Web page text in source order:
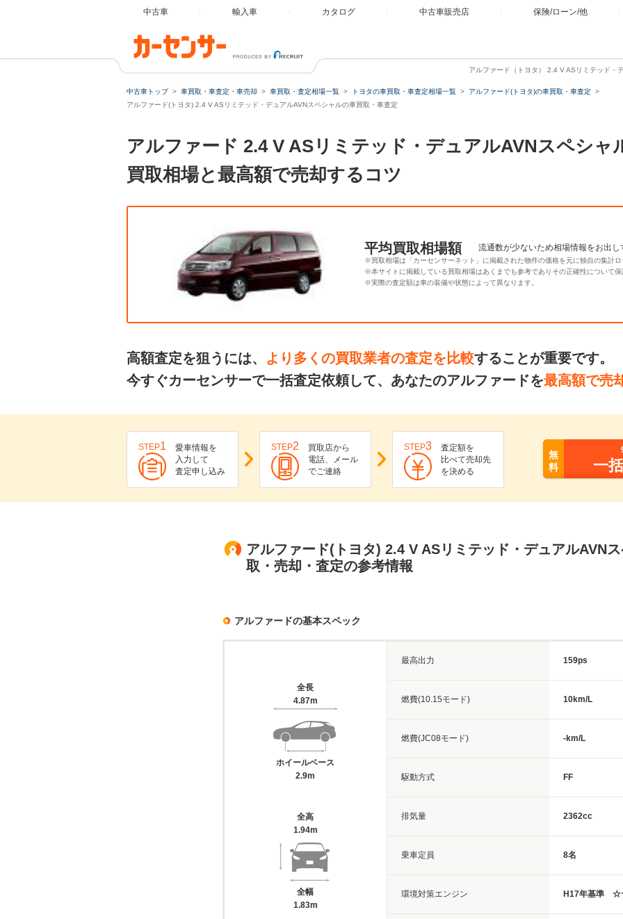
中古車 輸入車 カタログ 中古車販売店 保険/ローン/他
アルファード（トヨタ） 2.4 V ASリミテッド・
中古車トップ 車買取・車査定・車売却 車買取・査定相場一覧 トヨタの車買取・車査定相場一覧
アルファード(トヨタ)の車買取・車査定
アルファード(トヨタ) 2.4 V ASリミテッド・デュアルAVNスペシャルの車買取・車査定
アルファード 2.4 V ASリミテッド・デュアルAVNスペシャ
買取相場と最高額で売却するコツ
平均買取相場額 流通数が少ないため相場情報をお出
※買取相場は「カーセンサーネット」に掲載された物件の価格を元に独自の集計
※本サイトに掲載している買取相場はあくまでも参考でありその正確性について
※実際の査定額は車の装備や状態によって異なります。
高額査定を狙うには、 より多くの買取業者の査定を比較することが重要です。
今すぐカーセンサーで一括査定依頼して、あなたのアルファードを最高額で売
STEP1
愛車情報を
入力して
査定申し込み
STEP2
買取店から
電話、メール
でご連絡
STEP3
査定額を
比べて売却先
を決める
無
料
一
アルファード(トヨタ) 2.4 V ASリミテッド・デュアルAVN
取・売却・査定の参考情報
アルファードの基本スペック
全長
4.87m
ホイールベース
2.9m
全高
1.94m
全幅
1.83m
最高出力 159ps
燃費(10.15モード) 10km/L
燃費(JC08モード) -km/L
駆動方式 FF
排気量 2362cc
乗車定員 8名
環境対策エンジン H17年基準